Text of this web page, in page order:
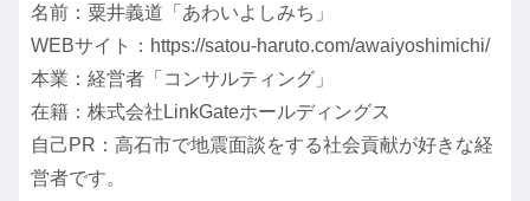
名前：粟井義道「あわいよしみち」
WEBサイト：https://satou-haruto.com/awaiyoshimichi/
本業：経営者「コンサルティング」
在籍：株式会社LinkGateホールディングス
自己PR：高石市で地震面談をする社会貢献が好きな経
営者です。